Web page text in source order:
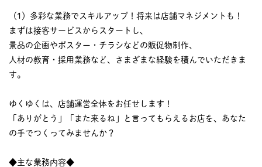
（1）多彩な業務でスキルアップ！将来は店舗マネジメントも！
まずは接客サービスからスタートし、
景品の企画やポスター・チラシなどの販促物制作、
人材の教育・採用業務など、さまざまな経験を積んでいただきま
す。
ゆくゆくは、店舗運営全体をお任せします！
「ありがとう」「また来るね」と言ってもらえるお店を、あなた
の手でつくってみませんか？
◆主な業務内容◆